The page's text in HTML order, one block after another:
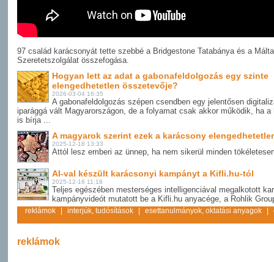
97 család karácsonyát tette szebbé a Bridgestone Tatabánya és a
Szeretetszolgálat összefogása.
Hogyan lett az adat a gabonafeldolgozás egy szinte
elengedhetetlen összetevője?
2026-03-04 16:35
A gabonafeldolgozás szépen csendben egy jelentősen
iparággá vált Magyarországon, de a folyamat csak akkor működik, ha a
is bírja ...
A magyarok szerint ezek a karácsony
2025-12-18 13:33
Attól lesz emberi az ünnep, ha nem sikerül minden
AI-val készült karácsonyi kampányt a Kifli.hu-tól
2025-12-16 11:18
Teljes egészében mesterséges intelligenciával megalkotott
kampányvideót mutatott be a Kifli.hu anyacége, a Rohlik
reklámok interjúk, tudósítások esettanulmányok, oktatási anyagok
reklámok